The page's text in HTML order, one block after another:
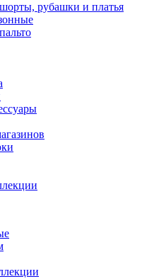
рубашки и платья